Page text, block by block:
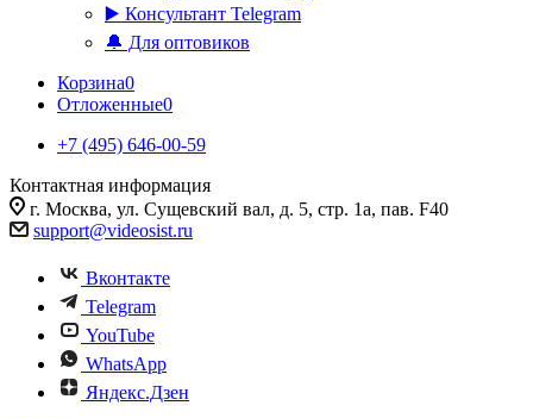
▶️ Консультант Telegram
🔔 Для оптовиков
Корзина0
Отложенные0
+7 (495) 646-00-59
Контактная информация
г. Москва, ул. Сущевский вал, д. 5, стр. 1а, пав. F40
support@videosist.ru
Вконтакте
Telegram
YouTube
WhatsApp
Яндекс.Дзен